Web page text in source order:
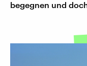
begegnen und